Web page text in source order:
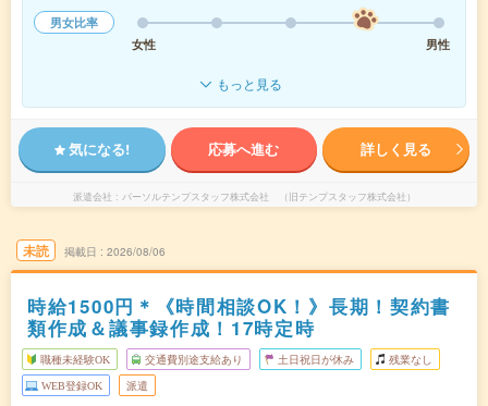
男女比率
女性
男性
もっと見る
気になる! 応募へ進む 詳しく見る
派遣会社 パーソルテンプスタッフ株式会社 （旧テンプスタッフ株式会社）
未読 掲載日 2026/08/06
時給1500円＊《時間相談OK！》長期！契約書
類作成＆議事録作成！17時定時
職種未経験OK 交通費別途支給あり 土日祝日が休み 残業なし
WEB登録OK 派遣